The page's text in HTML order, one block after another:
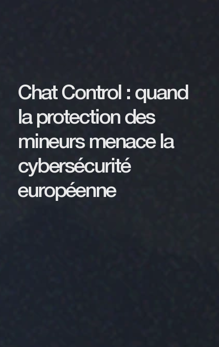
Chat Control : quand
la protection des
mineurs menace la
cybersécurité
européenne